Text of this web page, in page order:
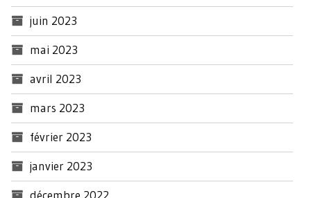
juin 2023
mai 2023
avril 2023
mars 2023
février 2023
janvier 2023
décembre 2022